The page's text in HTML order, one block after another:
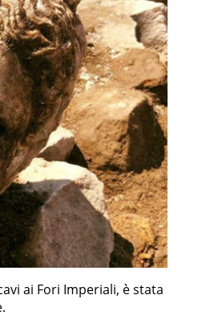
ai Fori Imperiali, è stata